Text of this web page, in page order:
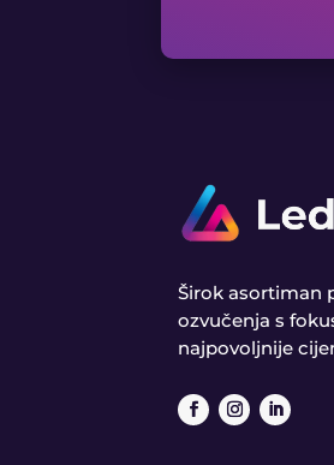
Širok asortiman
ozvučenja s
najpovoljnije